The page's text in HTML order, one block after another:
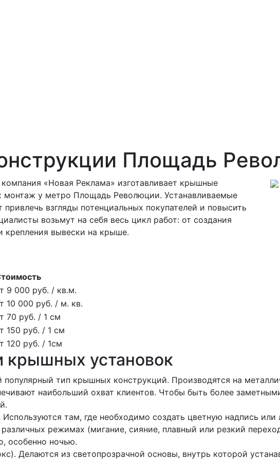
Площадь
«Новая Реклама» изготавливает крышные
монтаж у метро Площадь Революции. Устанавливаемые
взгляды потенциальных покупателей и повысить
возьмут на себя весь цикл работ: от создания
крепления вывески на крыше.
9 000 руб. / кв.м.
10 000 руб. / м. кв.
70 руб. / 1 см
150 руб. / 1 см
120 руб. / 1см
крышных установок
тип крышных конструкций. Производятся на
наибольший охват клиентов. Чтобы быть более
там, где необходимо создать цветную надпись или
различных режимах (мигание, сияние, плавный или резкий
особенно ночью.
Делаются из светопрозрачной основы, внутрь которой